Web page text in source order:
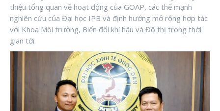
thiệu tổng quan về hoạt động của GOAP, các thế mạnh
nghiên cứu của Đại học IPB và định hướng mở rộng hợp tác
với Khoa Môi trường, Biến đổi khí hậu và Đô thị trong thời
gian tới.